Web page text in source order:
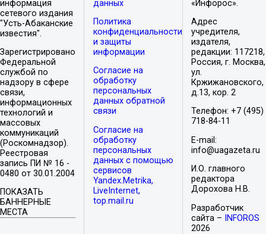
информация
сетевого издания
"Усть-Абаканские
известия".
Зарегистрировано
Федеральной
службой по
надзору в сфере
связи,
информационных
технологий и
массовых
коммуникаций
(Роскомнадзор).
Реестровая
запись ПИ № 16 -
0480 от 30.01.2004
ПОКАЗАТЬ
БАННЕРНЫЕ
МЕСТА
данных
Политика
конфиденциальности
и защиты
информации
Согласие на
обработку
персональных
данных обратной
связи
Согласие на
обработку
персональных
данных с помощью
сервисов
Yandex.Metrika,
LiveInternet,
top.mail.ru
«Инфорос».
Адрес
учредителя,
издателя,
редакции: 117218,
Россия, г. Москва,
ул.
Кржижановского,
д.13, кор. 2
Телефон: +7 (495)
718-84-11
E-mail:
info@uagazeta.ru
И.О. главного
редактора
Дорохова Н.В.
Разработчик
сайта –
INFOROS
2026